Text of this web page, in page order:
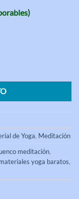
de Yoga, Meditación
meditación,
materiales yoga baratos,